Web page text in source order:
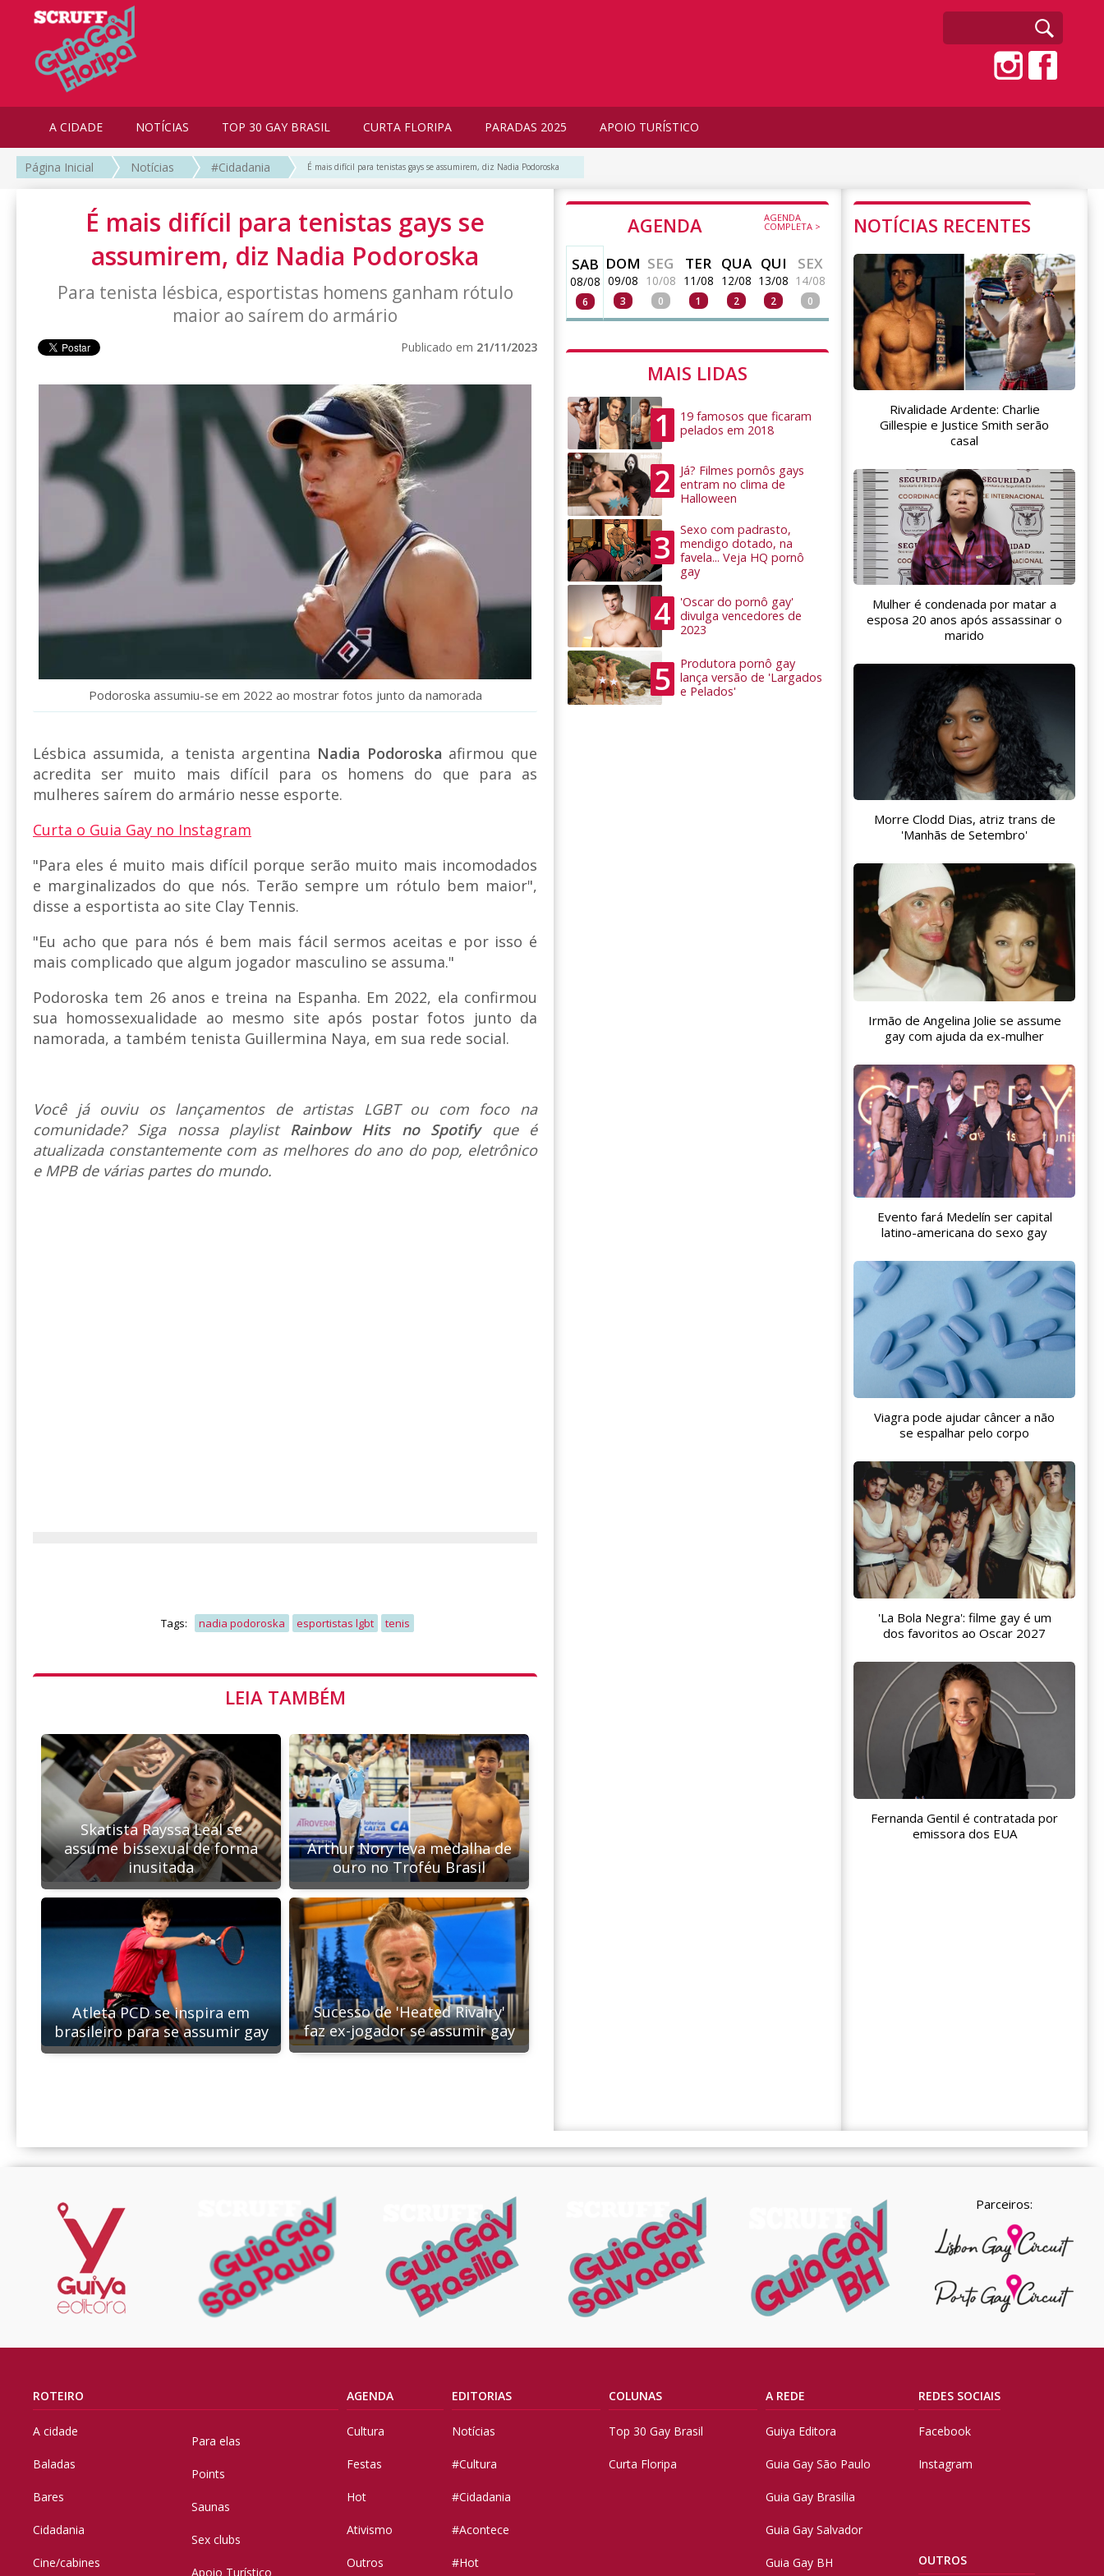
A CIDADE NOTÍCIAS TOP 30 GAY BRASIL CURTA FLORIPA PARADAS 2025 APOIO TURÍSTICO
Página Inicial Notícias #Cidadania É mais difícil para tenistas gays se assumirem, diz Nadia Podoroska
É mais difícil para tenistas gays se
assumirem, diz Nadia Podoroska
Para tenista lésbica, esportistas homens ganham rótulo
maior ao saírem do armário
Publicado em 21/11/2023
Podoroska assumiu-se em 2022 ao mostrar fotos junto da namorada
Lésbica assumida, a tenista argentina Nadia Podoroska afirmou que
acredita ser muito mais difícil para os homens do que para as
mulheres saírem do armário nesse esporte.
Curta o Guia Gay no Instagram
"Para eles é muito mais difícil porque serão muito mais incomodados
e marginalizados do que nós. Terão sempre um rótulo bem maior",
disse a esportista ao site Clay Tennis.
"Eu acho que para nós é bem mais fácil sermos aceitas e por isso é
mais complicado que algum jogador masculino se assuma."
Podoroska tem 26 anos e treina na Espanha. Em 2022, ela confirmou
sua homossexualidade ao mesmo site após postar fotos junto da
namorada, a também tenista Guillermina Naya, em sua rede social.
Você já ouviu os lançamentos de artistas LGBT ou com foco na
comunidade? Siga nossa playlist Rainbow Hits no Spotify que é
atualizada constantemente com as melhores do ano do pop, eletrônico
e MPB de várias partes do mundo.
Tags: nadia podoroska esportistas lgbt tenis
LEIA TAMBÉM
Skatista Rayssa Leal se
assume bissexual de forma
inusitada
Arthur Nory leva medalha de
ouro no Troféu Brasil
Atleta PCD se inspira em
brasileiro para se assumir gay
Sucesso de 'Heated Rivalry'
faz ex-jogador se assumir gay
AGENDA AGENDA
COMPLETA >
SAB
08/08
6
DOM
09/08
3
SEG
10/08
0
TER
11/08
1
QUA
12/08
2
QUI
13/08
2
SEX
14/08
0
MAIS LIDAS
1
19 famosos que ficaram
pelados em 2018
2
Já? Filmes pornôs gays
entram no clima de
Halloween
3
Sexo com padrasto,
mendigo dotado, na
favela... Veja HQ pornô
gay
4
'Oscar do pornô gay'
divulga vencedores de
2023
5
Produtora pornô gay
lança versão de 'Largados
e Pelados'
NOTÍCIAS RECENTES
Rivalidade Ardente: Charlie
Gillespie e Justice Smith serão
casal
Mulher é condenada por matar a
esposa 20 anos após assassinar o
marido
Morre Clodd Dias, atriz trans de
'Manhãs de Setembro'
Irmão de Angelina Jolie se assume
gay com ajuda da ex-mulher
Evento fará Medelín ser capital
latino-americana do sexo gay
Viagra pode ajudar câncer a não
se espalhar pelo corpo
'La Bola Negra': filme gay é um
dos favoritos ao Oscar 2027
Fernanda Gentil é contratada por
emissora dos EUA
Parceiros:
ROTEIRO
A cidade
Baladas
Bares
Cidadania
Cine/cabines
Para elas
Points
Saunas
Sex clubs
Apoio Turístico
AGENDA
Cultura
Festas
Hot
Ativismo
Outros
EDITORIAS
Notícias
#Cultura
#Cidadania
#Acontece
#Hot
COLUNAS
Top 30 Gay Brasil
Curta Floripa
A REDE
Guiya Editora
Guia Gay São Paulo
Guia Gay Brasilia
Guia Gay Salvador
Guia Gay BH
REDES SOCIAIS
Facebook
Instagram
OUTROS